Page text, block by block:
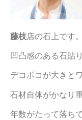
藤枝店の石上です。
凹凸感のある石貼り
デコボコが大きと
石材自体がかなり
年数がたって落ち